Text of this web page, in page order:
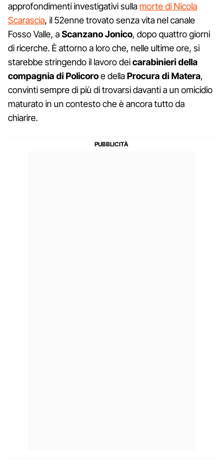
approfondimenti investigativi sulla morte di Nicola
Scarascia, il 52enne trovato senza vita nel canale
Fosso Valle, aScanzano Jonico, dopo quattro giorni
di ricerche. È attorno a loro che, nelle ultime ore, si
starebbe stringendo il lavoro deicarabinieri della
compagnia di Policoroe dellaProcura di Matera,
convinti sempre di più di trovarsi davanti a un omicidio
maturato in un contesto che è ancora tutto da
chiarire.